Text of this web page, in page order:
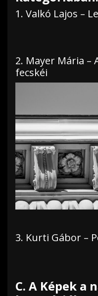
1. Valkó Lajos –
2. Mayer Mária –
fecskéi
3. Kurti Gábor –
C. A Képek a